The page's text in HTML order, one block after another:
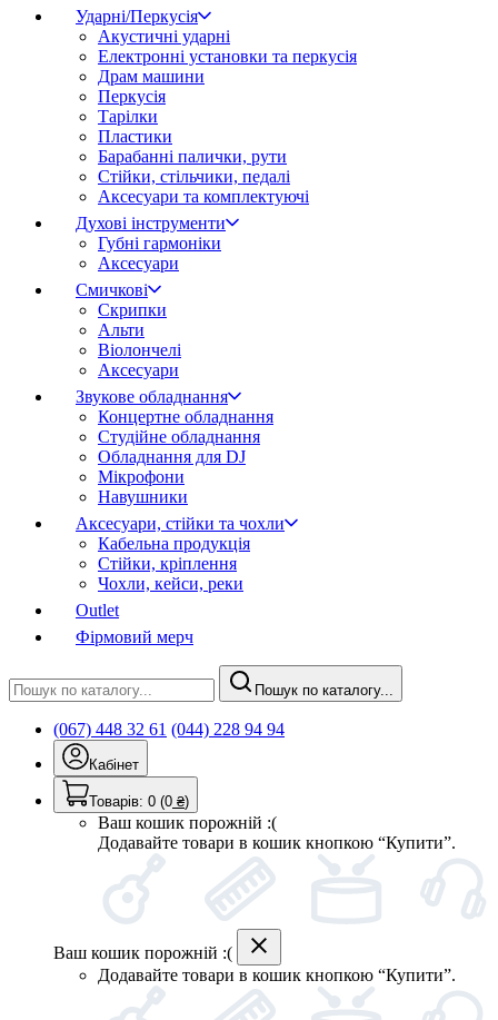
Ударні/Перкусія
Акустичні ударні
Електронні установки та перкусія
Драм машини
Перкусія
Тарілки
Пластики
Барабанні палички, рути
Стійки, стільчики, педалі
Аксесуари та комплектуючі
Духові інструменти
Губні гармоніки
Аксесуари
Смичкові
Скрипки
Альти
Віолончелі
Аксесуари
Звукове обладнання
Концертне обладнання
Студійне обладнання
Обладнання для DJ
Мікрофони
Навушники
Аксесуари, стійки та чохли
Кабельна продукція
Стійки, кріплення
Чохли, кейси, реки
Outlet
Фірмовий мерч
Пошук по каталогу...
(067) 448 32 61 (044) 228 94 94
Кабінет
Товарів: 0 (0 ₴)
Ваш кошик порожній :(
Додавайте товари в кошик кнопкою “Купити”.
Ваш кошик порожній :(
Додавайте товари в кошик кнопкою “Купити”.